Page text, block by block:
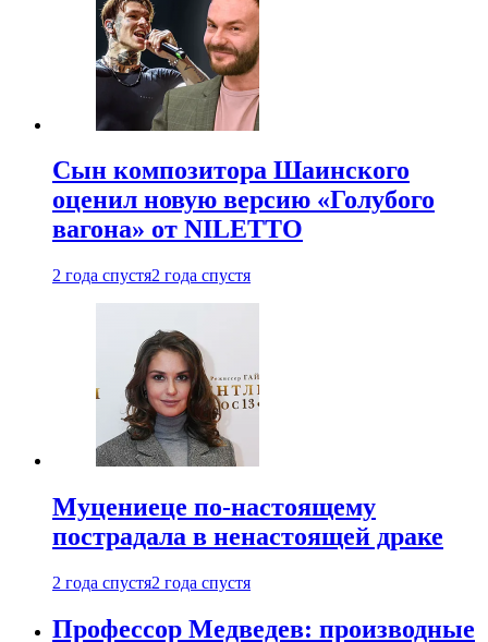
Сын композитора Шаинского
оценил новую версию «Голубого
вагона» от NILETTO
2 года спустя2 года спустя
Муцениеце по-настоящему
пострадала в ненастоящей драке
2 года спустя2 года спустя
Профессор Медведев: производные